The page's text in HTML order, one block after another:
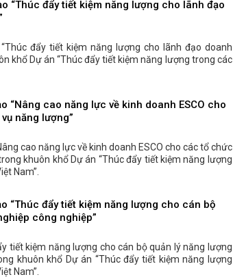
“Thúc đẩy tiết kiệm năng lượng cho lãnh đạo
đẩy tiết kiệm năng lượng cho lãnh đạo doanh
khổ Dự án “Thúc đẩy tiết kiệm năng lượng trong các
“Nâng cao năng lực về kinh doanh ESCO cho
năng lượng”
cao năng lực về kinh doanh ESCO cho các tổ chức
khuôn khổ Dự án “Thúc đẩy tiết kiệm năng lượng
Nam”.
“Thúc đẩy tiết kiệm năng lượng cho cán bộ
công nghiệp”
tiết kiệm năng lượng cho cán bộ quản lý năng lượng
khuôn khổ Dự án “Thúc đẩy tiết kiệm năng lượng
Nam”.